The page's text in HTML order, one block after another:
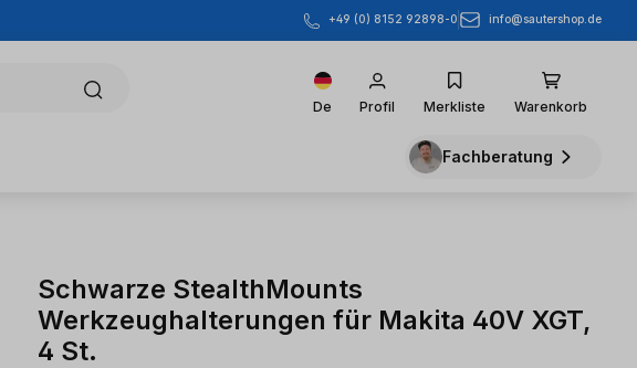
+49 (0) 8152 92898-0 info@sautershop.de
De Profil Merkliste Warenkorb
Fachberatung
Schwarze StealthMounts
Werkzeughalterungen für Makita 40V XGT,
4 St.